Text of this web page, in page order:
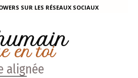
SUR LES RÉSEAUX SOCIAUX
en toi
alignée